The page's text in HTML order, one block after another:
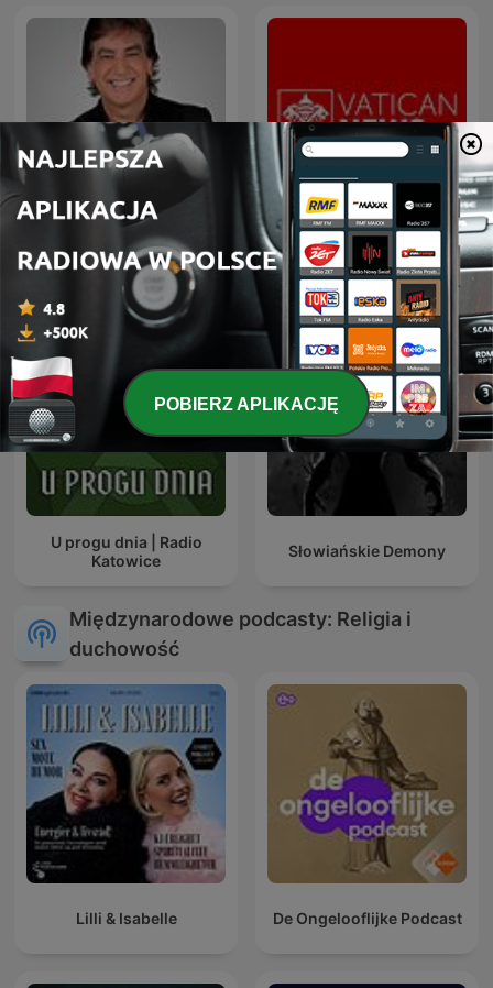
Dante Gebel Live Radio Watykańskie
U progu dnia | Radio
Katowice
Słowiańskie Demony
Międzynarodowe podcasty: Religia i
duchowość
Lilli & Isabelle De Ongelooflijke Podcast
POBIERZ APLIKACJĘ